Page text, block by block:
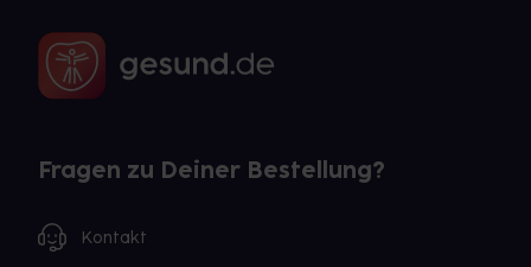
Fragen zu Deiner Bestellung?
Kontakt